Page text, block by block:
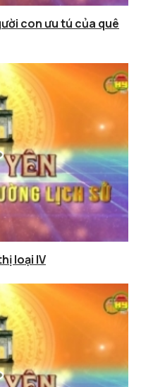
con ưu tú của quê
loại IV